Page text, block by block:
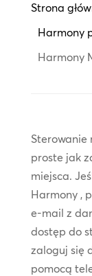
Strona
Harmony
Harmony
Sterowanie
proste jak
miejsca.
Harmony ,
e-mail z
dostęp do
zaloguj się
pomocą